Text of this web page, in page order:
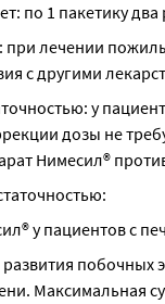
по 1 пакетику два
лечении
с другими
у
дозы не
Нимесил®
у пациентов с
Максимальная